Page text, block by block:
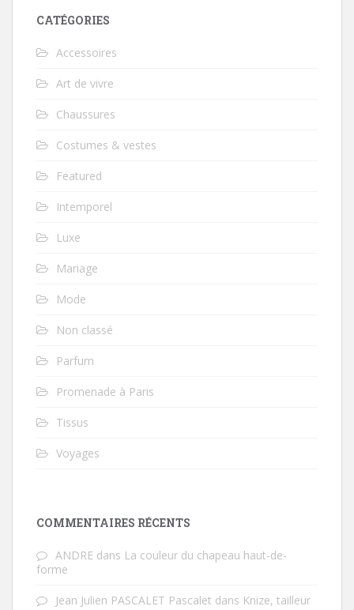
CATÉGORIES
Accessoires
Art de vivre
Chaussures
Costumes & vestes
Featured
Intemporel
Luxe
Mariage
Mode
Non classé
Parfum
Promenade à Paris
Tissus
Voyages
COMMENTAIRES RÉCENTS
ANDRE dans La couleur du chapeau haut-de-
forme
Jean Julien PASCALET Pascalet dans Knize, tailleur